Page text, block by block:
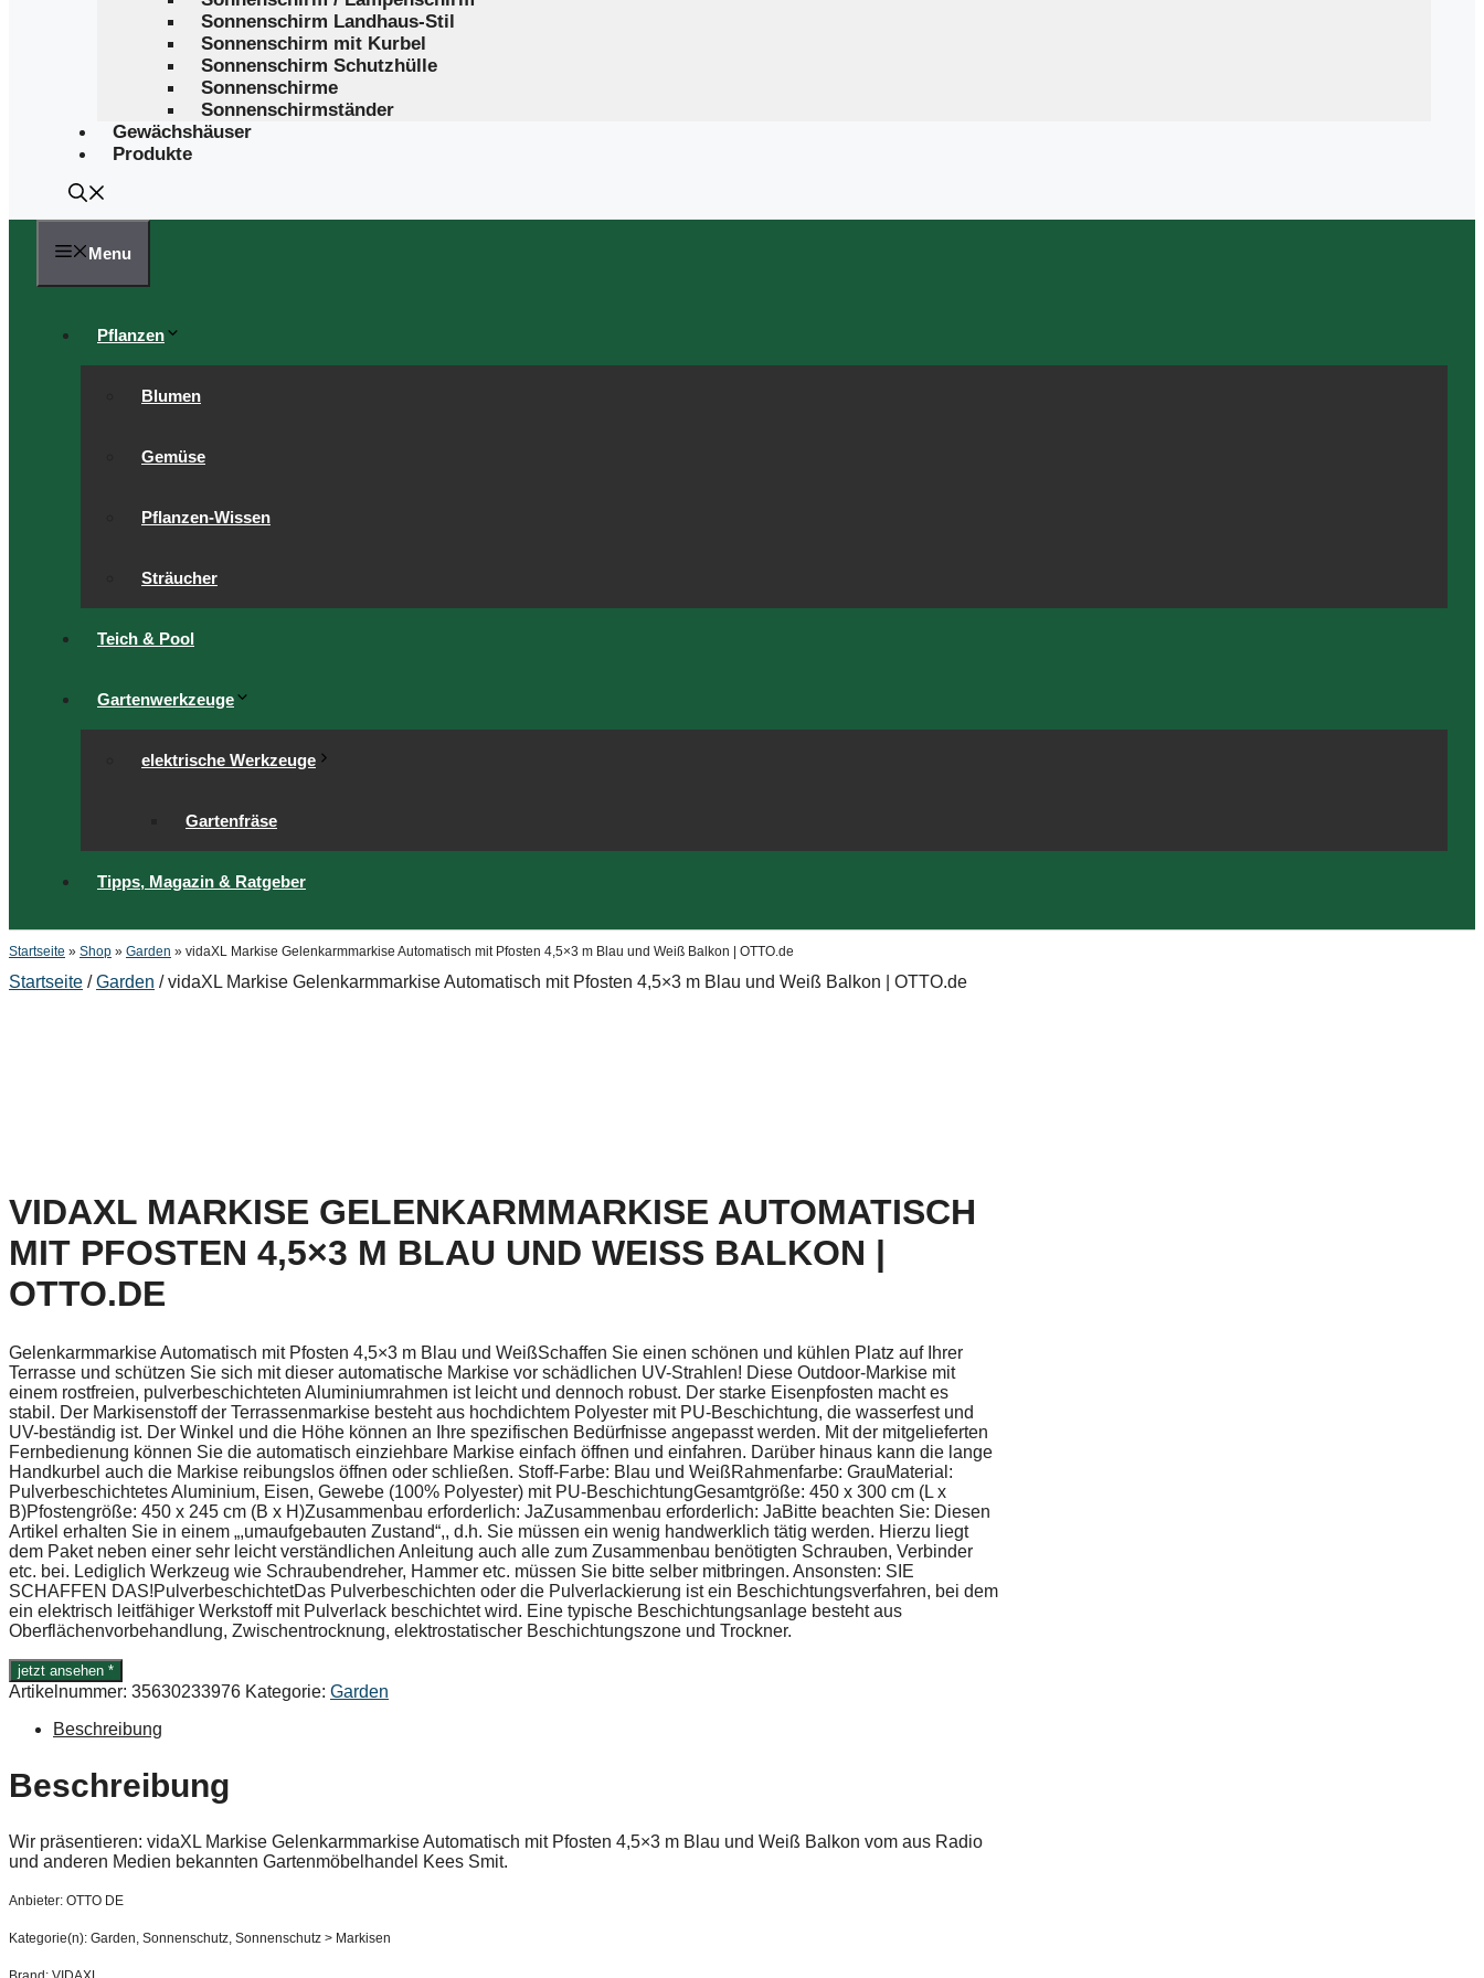
Sonnenschirm Landhaus-Stil
Sonnenschirm mit Kurbel
Sonnenschirm Schutzhülle
Sonnenschirme
Sonnenschirmständer
Gewächshäuser
Produkte
Menu
Pflanzen
Blumen
Gemüse
Pflanzen-Wissen
Sträucher
Teich & Pool
Gartenwerkzeuge
elektrische Werkzeuge
Gartenfräse
Tipps, Magazin & Ratgeber
Startseite » Shop » Garden » vidaXL Markise Gelenkarmmarkise Automatisch mit Pfosten 4,5×3 m Blau und Weiß Balkon | OTTO.de
Startseite /Garden / vidaXL Markise Gelenkarmmarkise Automatisch mit Pfosten 4,5×3 m Blau und Weiß Balkon | OTTO.de
VIDAXL MARKISE GELENKARMMARKISE AUTOMATISCH
MIT PFOSTEN 4,5×3 M BLAU UND WEISS BALKON | O
TTO.DE
Gelenkarmmarkise Automatisch mit Pfosten 4,5×3 m Blau und WeißSchaffen Sie einen schönen und kühlen Platz auf Ihrer
Terrasse und schützen Sie sich mit dieser automatische Markise vor schädlichen UV-Strahlen! Diese Outdoor-Markise mit
einem rostfreien, pulverbeschichteten Aluminiumrahmen ist leicht und dennoch robust. Der starke Eisenpfosten macht es
stabil. Der Markisenstoff der Terrassenmarkise besteht aus hochdichtem Polyester mit PU-Beschichtung, die wasserfest und
UV-beständig ist. Der Winkel und die Höhe können an Ihre spezifischen Bedürfnisse angepasst werden. Mit der mitgelieferten
Fernbedienung können Sie die automatisch einziehbare Markise einfach öffnen und einfahren. Darüber hinaus kann die lange
Handkurbel auch die Markise reibungslos öffnen oder schließen. Stoff-Farbe: Blau und WeißRahmenfarbe: GrauMaterial:
Pulverbeschichtetes Aluminium, Eisen, Gewebe (100% Polyester) mit PU-BeschichtungGesamtgröße: 450 x 300 cm (L x
B)Pfostengröße: 450 x 245 cm (B x H)Zusammenbau erforderlich: JaZusammenbau erforderlich: JaBitte beachten Sie: Diesen
Artikel erhalten Sie in einem „,umaufgebauten Zustand“,, d.h. Sie müssen ein wenig handwerklich tätig werden. Hierzu liegt
dem Paket neben einer sehr leicht verständlichen Anleitung auch alle zum Zusammenbau benötigten Schrauben, Verbinder
etc. bei. Lediglich Werkzeug wie Schraubendreher, Hammer etc. müssen Sie bitte selber mitbringen. Ansonsten: SIE
SCHAFFEN DAS!PulverbeschichtetDas Pulverbeschichten oder die Pulverlackierung ist ein Beschichtungsverfahren, bei dem
ein elektrisch leitfähiger Werkstoff mit Pulverlack beschichtet wird. Eine typische Beschichtungsanlage besteht aus
Oberflächenvorbehandlung, Zwischentrocknung, elektrostatischer Beschichtungszone und Trockner.
jetzt ansehen *
Artikelnummer: 35630233976 Kategorie: Garden
Beschreibung
Beschreibung
Wir präsentieren: vidaXL Markise Gelenkarmmarkise Automatisch mit Pfosten 4,5×3 m Blau und Weiß Balkon vom aus Radio
und anderen Medien bekannten Gartenmöbelhandel Kees Smit.
Anbieter: OTTO DE
Kategorie(n): Garden, Sonnenschutz, Sonnenschutz > Markisen